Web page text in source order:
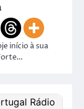
início à sua